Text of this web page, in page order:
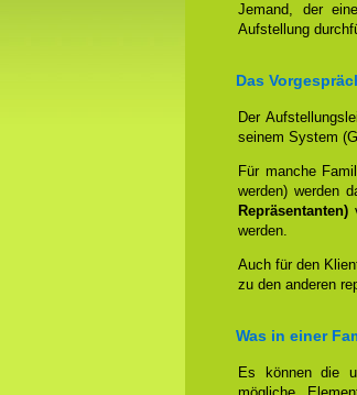
Jemand, der
Aufstellung
Das
Der
seinem System
Für manche
werden) werden
Repräsentanten)
werden.
Auch für den
zu den anderen
Was in einer
Es können die